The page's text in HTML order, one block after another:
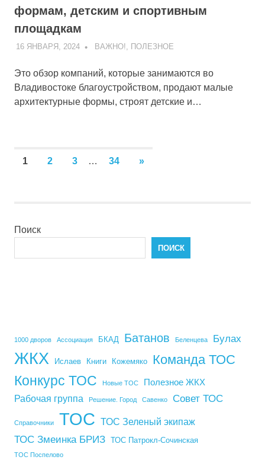
формам, детским и спортивным
площадкам
16 ЯНВАРЯ, 2024 ADMIN
ВАЖНО!, ПОЛЕЗНОЕ
Это обзор компаний, которые занимаются во
Владивостоке благоустройством, продают малые
архитектурные формы, строят детские и…
Пагинация
1 2 3 … 34
NEXT
»
Поиск
ПОИСК
1000 дворов Ассоциация БКАД Батанов Беленцева Булах
ЖКХ Ислаев Книги Кожемяко Команда ТОС
Конкурс ТОС Новые ТОС Полезное ЖКХ
Рабочая группа Решение. Город Савенко Совет ТОС
Справочники ТОС ТОС Зеленый экипаж
ТОС Змеинка БРИЗ ТОС Патрокл-Сочинская
ТОС Поспелово